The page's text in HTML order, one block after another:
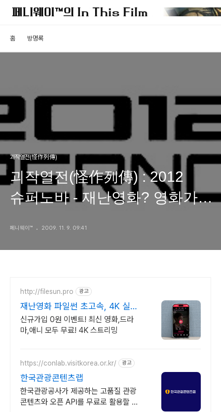
홈 방명록
괴작열전(怪作列傳)
괴작열전(怪作列傳) : 2012
슈퍼노바 - 재난영화? 영화가
페니웨이™ 2009. 11. 9. 09:41
http://filesun.pro 광고
재난영화 파일썬 초고속, 4K 실시
간 보기!
신규가입 0원 이벤트! 최신 영화,드라
마,애니 모두 무료! 4K 스트리밍
https://conlab.visitkorea.or.kr/ 광고
한국관광콘텐츠랩
한국관광공사가 제공하는 고품질 관광
콘텐츠와 오픈 API를 무료로 활용할 수